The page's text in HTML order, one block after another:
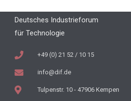
Deutsches Industrieforum
für Technologie
+49 (0) 21 52 / 10 15
info@dif.de
Tulpenstr. 10 - 47906 Kempen